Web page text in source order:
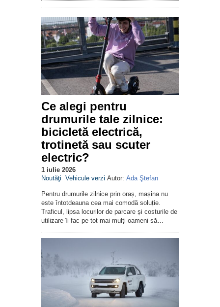
Ce alegi pentru
drumurile tale zilnice:
bicicletă electrică,
trotinetă sau scuter
electric?
1 iulie 2026
Noutăţi Vehicule verzi Autor: Ada Ştefan
Pentru drumurile zilnice prin oraș, mașina nu
este întotdeauna cea mai comodă soluție.
Traficul, lipsa locurilor de parcare și costurile de
utilizare îi fac pe tot mai mulți oameni să…